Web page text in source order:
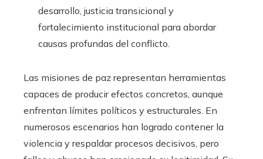
desarrollo, justicia transicional y
fortalecimiento institucional para abordar
causas profundas del conflicto.
Las misiones de paz representan herramientas
capaces de producir efectos concretos, aunque
enfrentan límites políticos y estructurales. En
numerosos escenarios han logrado contener la
violencia y respaldar procesos decisivos, pero